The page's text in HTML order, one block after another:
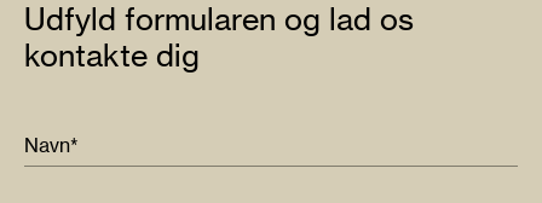
Udfyld formularen og lad os
kontakte dig
Navn*